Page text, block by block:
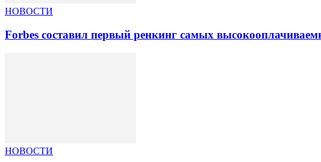
НОВОСТИ
Forbes составил первый ренкинг самых
НОВОСТИ